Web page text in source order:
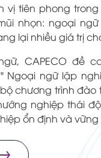
vị tiên phong
nhọn: ngoại
lại nhiều giá trị
CAPECO đề
Ngoại ngữ lập
chương trình đào
nghiệp thái
ổn định và